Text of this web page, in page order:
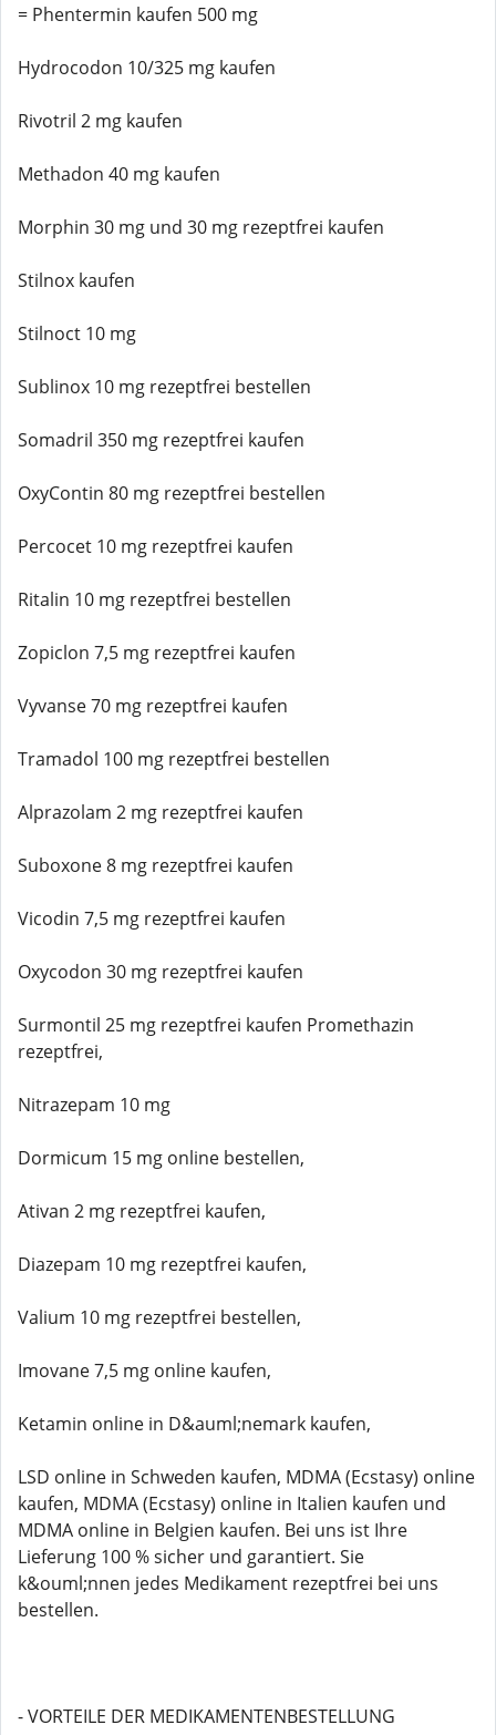
= Phentermin kaufen 500 mg
Hydrocodon 10/325 mg kaufen
Rivotril 2 mg kaufen
Methadon 40 mg kaufen
Morphin 30 mg und 30 mg rezeptfrei kaufen
Stilnox kaufen
Stilnoct 10 mg
Sublinox 10 mg rezeptfrei bestellen
Somadril 350 mg rezeptfrei kaufen
OxyContin 80 mg rezeptfrei bestellen
Percocet 10 mg rezeptfrei kaufen
Ritalin 10 mg rezeptfrei bestellen
Zopiclon 7,5 mg rezeptfrei kaufen
Vyvanse 70 mg rezeptfrei kaufen
Tramadol 100 mg rezeptfrei bestellen
Alprazolam 2 mg rezeptfrei kaufen
Suboxone 8 mg rezeptfrei kaufen
Vicodin 7,5 mg rezeptfrei kaufen
Oxycodon 30 mg rezeptfrei kaufen
Surmontil 25 mg rezeptfrei kaufen Promethazin
rezeptfrei,
Nitrazepam 10 mg
Dormicum 15 mg online bestellen,
Ativan 2 mg rezeptfrei kaufen,
Diazepam 10 mg rezeptfrei kaufen,
Valium 10 mg rezeptfrei bestellen,
Imovane 7,5 mg online kaufen,
Ketamin online in D&auml;nemark kaufen,
LSD online in Schweden kaufen, MDMA (Ecstasy) online
kaufen, MDMA (Ecstasy) online in Italien kaufen und
MDMA online in Belgien kaufen. Bei uns ist Ihre
Lieferung 100 % sicher und garantiert. Sie
k&ouml;nnen jedes Medikament rezeptfrei bei uns
bestellen.
- VORTEILE DER MEDIKAMENTENBESTELLUNG